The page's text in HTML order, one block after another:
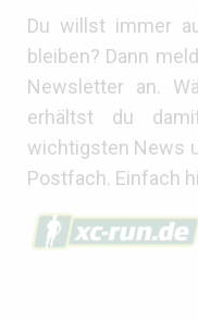
Du willst immer
bleiben? Dann
Newsletter an.
erhältst du
wichtigsten News
Postfach. Einfach